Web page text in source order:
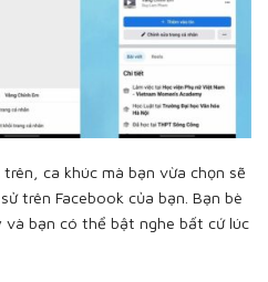
ca khúc mà bạn vừa chọn sẽ
trên Facebook của bạn. Bạn bè
bạn có thể bật nghe bất cứ lúc